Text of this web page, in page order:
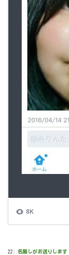
22: 名無しがお送りします